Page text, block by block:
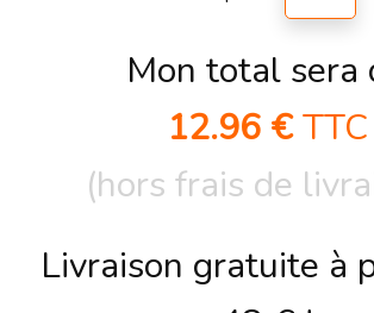
Mon total sera
12.96€TTC
(hors frais de
Livraison gratuite à